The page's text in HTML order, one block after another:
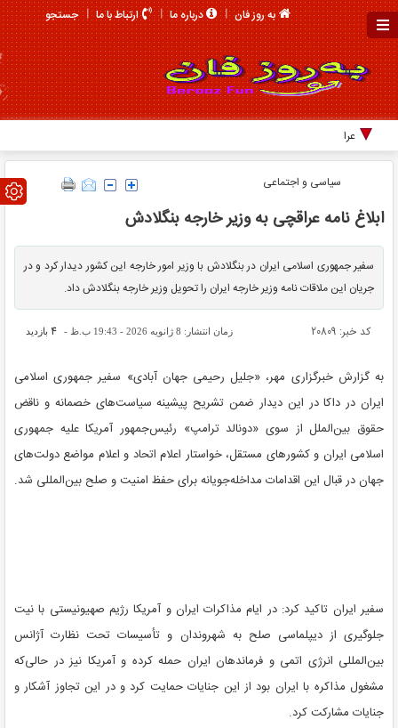
به روز فان درباره ما ارتباط با ما جستجو
عراقچی در پی
سیاسی و اجتماعی
ابلاغ نامه عراقچی به وزیر خارجه بنگلادش
سفیر جمهوری اسلامی ایران در بنگلادش با وزیر امور خارجه این کشور دیدار کرد و در
جریان این ملاقات نامه وزیر خارجه ایران را تحویل وزیر خارجه بنگلادش داد.
کد خبر: 20809 زمان انتشار: 8 ژانویه 2026 - 19:43 ب.ظ - 4 بازدید
به گزارش خبرگزاری مهر، «جلیل رحیمی جهان آبادی» سفیر جمهوری اسلامی
ایران در داکادر این دیدار ضمن تشریح پیشینه سیاست‌های خصمانه و ناقض
حقوق بین‌الملل از سوی «دونالد ترامپ» رئیس‌جمهور آمریکا علیه جمهوری
اسلامی ایران و کشورهای مستقل، خواستار اعلام اتحاد و اعلام مواضع دولت‌های
جهان در قبال این اقدامات مداخله‌جویانه برای حفظ امنیت و صلح بین‌المللی شد.
سفیر ایران تاکید کرد: در ایام مذاکرات ایران و آمریکا رژیم صهیونیستی با نیت
جلوگیری از دیپلماسی صلح به شهروندان و تأسیسات تحت نظارت آژانس
بین‌المللی انرژی اتمی و فرماندهان ایران حمله کرده و آمریکا نیز در حالی‌که
مشغول مذاکره با ایران بود از این جنایات حمایت کرد و در این تجاوز آشکار و
جنایات مشارکت کرد.